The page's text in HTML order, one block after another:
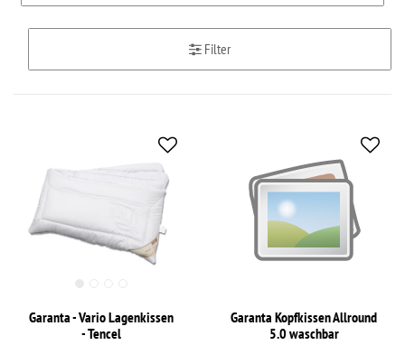
Filter
Garanta - Vario Lagenkissen
- Tencel
Garanta Kopfkissen Allround
5.0 waschbar